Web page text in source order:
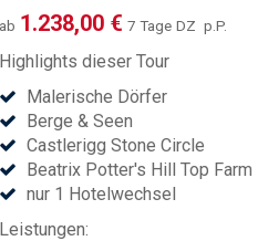
ab 1.238,00 € 7 Tage DZ p.P.
Highlights dieser Tour
Malerische Dörfer
Berge & Seen
Castlerigg Stone Circle
Beatrix Potter's Hill Top Farm
nur 1 Hotelwechsel
Leistungen: